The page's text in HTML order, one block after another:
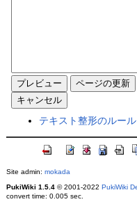
テキスト整形のルー
Site admin: mokada
PukiWiki 1.5.4© 2001-2022 PukiWiki
convert time: 0.005 sec.